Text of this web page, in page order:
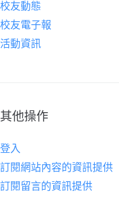
校友動態
校友電子報
活動資訊
其他操作
登入
訂閱網站內容的資訊提供
訂閱留言的資訊提供